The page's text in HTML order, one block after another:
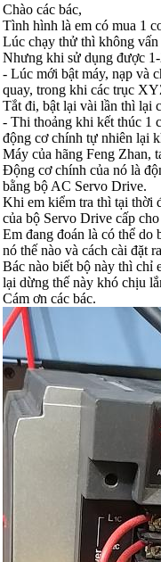
Chào các bác,
Tình hình là em có mua 1
Lúc chạy thử thì không vấn
Nhưng khi sử dụng được
- Lúc mới bật máy, nạp và
quay, trong khi các trục
Tắt đi, bật lại vài lần thì lại
- Thi thoảng khi kết thúc 1
động cơ chính tự nhiên lại
Máy của hãng Feng Zhan,
Động cơ chính của nó là
bằng bộ AC Servo Drive.
Khi em kiểm tra thì tại thời
của bộ Servo Drive cấp
Em đang đoán là có thể do
nó thế nào và cách cài đặt
Bác nào biết bộ này thì chỉ
lại dừng thế này khó chịu
Cám ơn các bác.